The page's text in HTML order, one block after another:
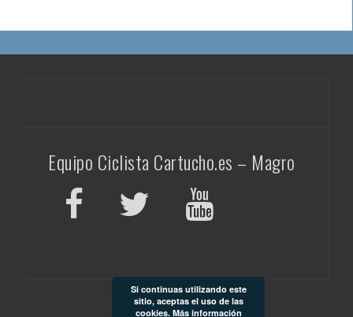
Equipo Ciclista Cartucho.es – Magro
Si continuas utilizando este
sitio, aceptas el uso de las
cookies. Más información